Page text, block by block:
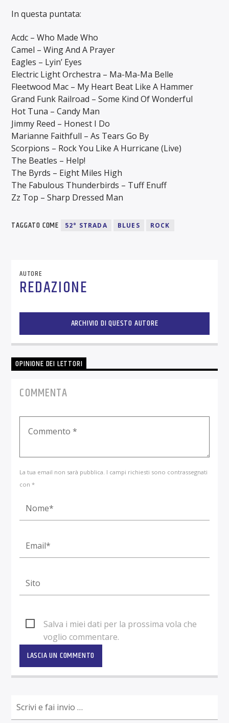
In questa puntata:
Acdc – Who Made Who
Camel – Wing And A Prayer
Eagles – Lyin’ Eyes
Electric Light Orchestra – Ma-Ma-Ma Belle
Fleetwood Mac – My Heart Beat Like A Hammer
Grand Funk Railroad – Some Kind Of Wonderful
Hot Tuna – Candy Man
Jimmy Reed – Honest I Do
Marianne Faithfull – As Tears Go By
Scorpions – Rock You Like A Hurricane (Live)
The Beatles – Help!
The Byrds – Eight Miles High
The Fabulous Thunderbirds – Tuff Enuff
Zz Top – Sharp Dressed Man
TAGGATO COME 52° STRADA BLUES ROCK
AUTORE
REDAZIONE
ARCHIVIO DI QUESTO AUTORE
OPINIONE DEI LETTORI
COMMENTA
La tua email non sarà pubblica. I campi richiesti sono contrassegnati
con *
Salva i miei dati per la prossima vola che
voglio commentare.